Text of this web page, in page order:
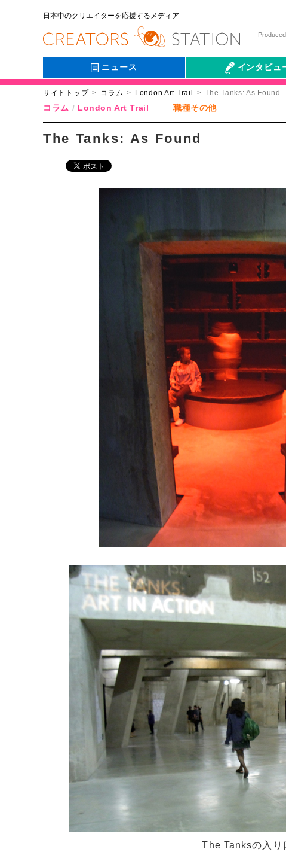
日本中のクリエイターを応援するメディア
ニュース インタビュ
会社伝
サイトトップ コラム London Art Trail The Tanks: As Found
コラム London Art Trail 職種その他
The Tanks: As Found
The Tanksの入り